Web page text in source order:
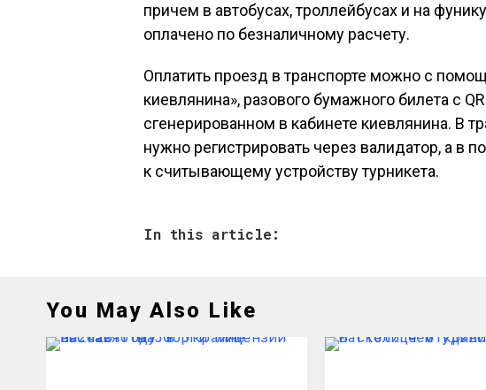
причем в автобусах, троллейбусах и на
оплачено по безналичному расчету.
Оплатить проезд в транспорте можно с
киевлянина», разового бумажного билета с
сгенерированном в кабинете киевлянина. В
нужно регистрировать через валидатор, а в
к считывающему устройству турникета.
In this article:
You May Also Like